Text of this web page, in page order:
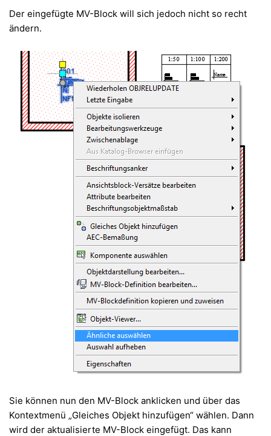
Der eingefügte MV-Block will sich jedoch nicht so recht
ändern.
Sie können nun den MV-Block anklicken und über das
Kontextmenü „Gleiches Objekt hinzufügen“ wählen. Dann
wird der aktualisierte MV-Block eingefügt. Das kann